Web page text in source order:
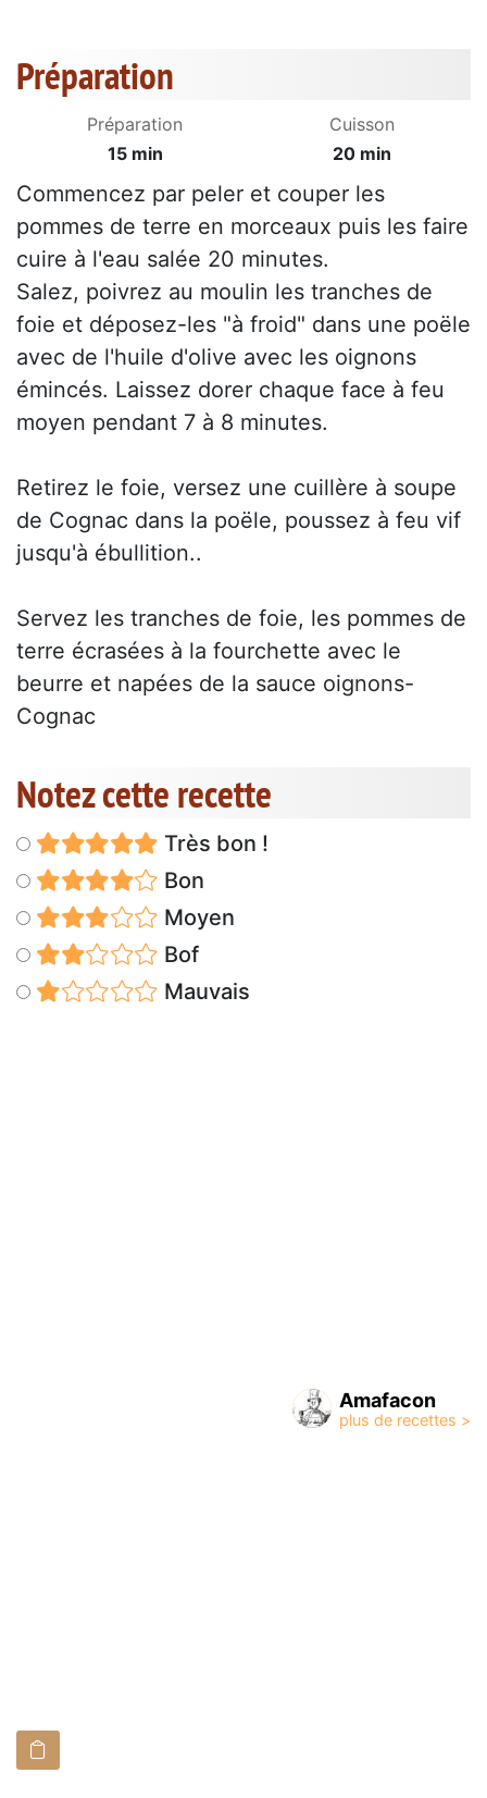
Préparation
Préparation
15 min
Cuisson
20 min
Commencez par peler et couper les
pommes de terre en morceaux puis les faire
cuire à l'eau salée 20 minutes.
Salez, poivrez au moulin les tranches de
foie et déposez-les "à froid" dans une poële
avec de l'huile d'olive avec les oignons
émincés. Laissez dorer chaque face à feu
moyen pendant 7 à 8 minutes.
Retirez le foie, versez une cuillère à soupe
de Cognac dans la poële, poussez à feu vif
jusqu'à ébullition..
Servez les tranches de foie, les pommes de
terre écrasées à la fourchette avec le
beurre et napées de la sauce oignons-
Cognac
Notez cette recette
Très bon !
Bon
Moyen
Bof
Mauvais
Amafacon